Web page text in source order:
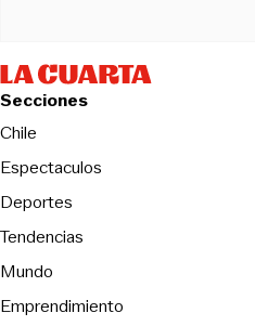
Secciones
Chile
Espectaculos
Deportes
Tendencias
Mundo
Emprendimiento